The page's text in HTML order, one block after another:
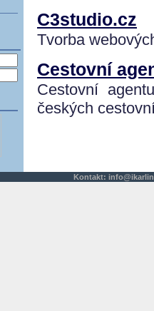
C3studio.cz
Tvorba
Cestovní
Cestovní
českých
Kontakt: